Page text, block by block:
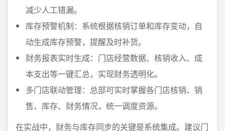
减少人工错漏。
库存预警机制：系统根据核销订单和库存变动，自
动生成库存预警，提醒及时补货。
财务报表实时生成：门店经营数据、核销收入、成
本支出等一键汇总，实现财务透明化。
多门店联动管理：总部可实时掌握各门店核销、销
售、库存、财务情况，统一调度资源。
在实战中，财务与库存同步的关键是系统集成。建议门